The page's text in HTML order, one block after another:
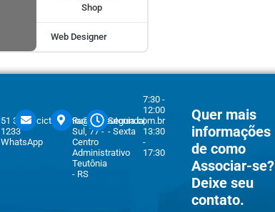
Shop
Web Designer
51 3762-
1233
WhatsApp
cicteutonia@cicteutonia.com.br
Rua Um
Sul, 77 -
Centro
Administrativo
Teutônia
- RS
Segunda
- Sexta
7:30 -
12:00
|
13:30
-
17:30
Quer mais
informações
de como
Associar-se?
Deixe seu
contato.